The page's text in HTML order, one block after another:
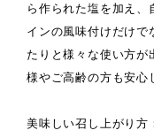
ら作られた塩を加え
インの風味付けだけで
たりと様々な使い方
様やご高齢の方も安心
美味しい召し上がり方